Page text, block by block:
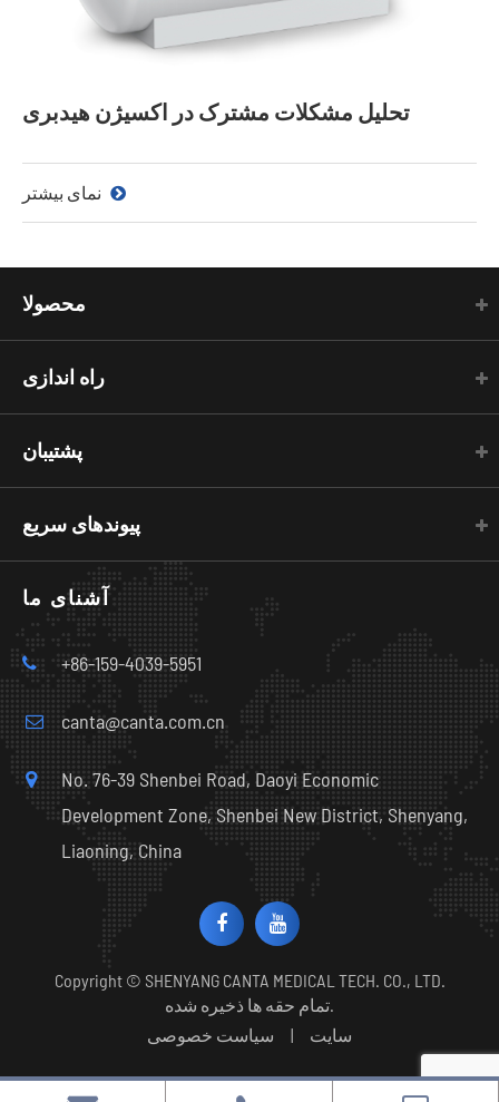
تحلیل مشکلات مشترک در اکسیژن هیدبری
محصولا
راه اندازی
پشتیبان
پیوندهای سریع
آشنای ما
+86-159-4039-5951
canta@canta.com.cn
No. 76-39 Shenbei Road, Daoyi Economic
Development Zone, Shenbei New District, Shenyang,
Liaoning, China
Copyright © SHENYANG CANTA MEDICAL TECH. CO., LTD.
تمام حقه ها ذخیره شده.
سایت | سیاست خصوصی